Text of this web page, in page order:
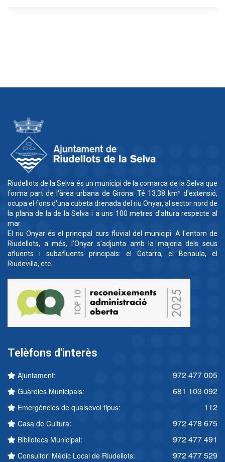
Riudellots de la Selva és un municipi de la comarca de la Selva que
forma part de l'àrea urbana de Girona. Té 13,38 km² d'extensió,
ocupa el fons d'una cubeta drenada del riu Onyar, al sector nord de
la plana de la de la Selva i a uns 100 metres d'altura respecte al
mar.
El riu Onyar és el principal curs fluvial del municipi. A l'entorn de
Riudellots, a més, l'Onyar s'adjunta amb la majoria dels seus
afluents i subafluents principals: el Gotarra, el Benaula, el
Riudevilla, etc.
Telèfons d'interès
Ajuntament: 972 477 005
Guàrdies Municipals: 681 103 092
Emergències de qualsevol tipus: 112
Casa de Cultura: 972 478 675
Biblioteca Municipal: 972 477 491
Consultori Mèdic Local de Riudellots: 972 477 529